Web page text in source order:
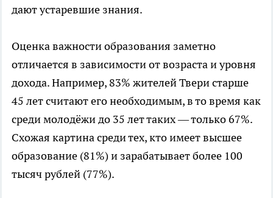
дают устаревшие знания.
Оценка важности образования заметно
отличается в зависимости от возраста и уровня
дохода. Например, 83% жителей Твери старше
45 лет считают его необходимым, в то время как
среди молодёжи до 35 лет таких — только 67%.
Схожая картина среди тех, кто имеет высшее
образование (81%) и зарабатывает более 100
тысяч рублей (77%).